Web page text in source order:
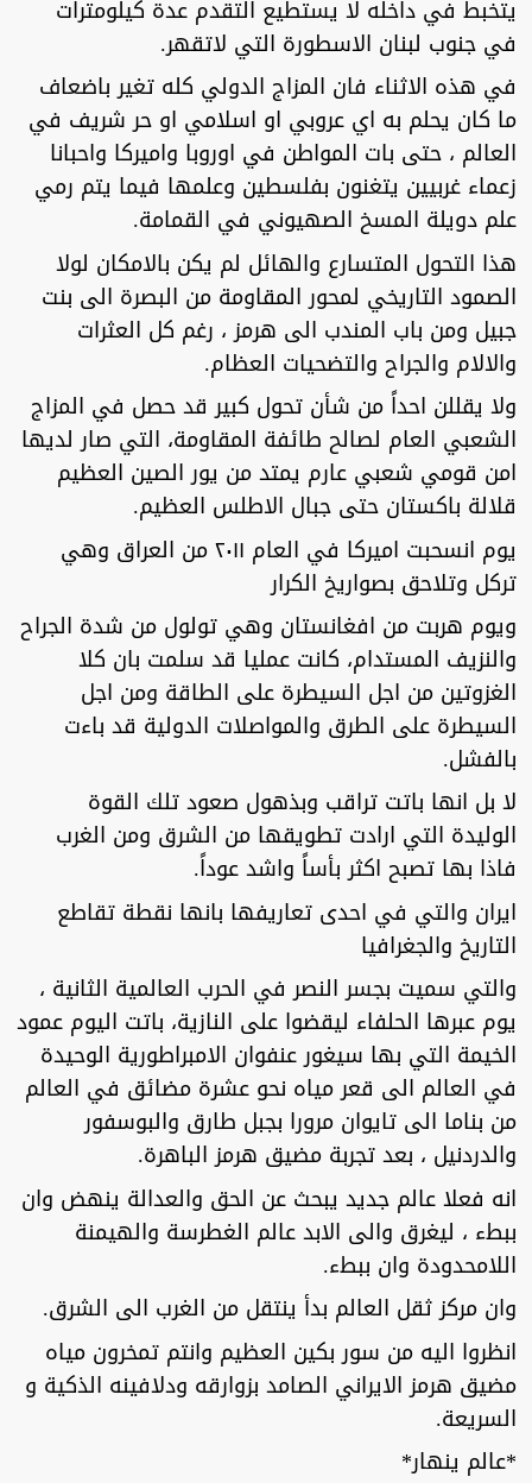
يتخبط في داخله لا يستطيع التقدم عدة كيلومترات
في جنوب لبنان الاسطورة التي لاتقهر.
في هذه الاثناء فان المزاج الدولي كله تغير باضعاف
ما كان يحلم به اي عروبي او اسلامي او حر شريف في
العالم ، حتى بات المواطن في اوروبا واميركا واحبانا
زعماء غربيين يتغنون بفلسطين وعلمها فيما يتم رمي
علم دويلة المسخ الصهيوني في القمامة.
هذا التحول المتسارع والهائل لم يكن بالامكان لولا
الصمود التاريخي لمحور المقاومة من البصرة الى بنت
جبيل ومن باب المندب الى هرمز ، رغم كل العثرات
والالام والجراح والتضحيات العظام.
ولا يقللن احداً من شأن تحول كبير قد حصل في المزاج
الشعبي العام لصالح طائفة المقاومة، التي صار لديها
امن قومي شعبي عارم يمتد من يور الصين العظيم
قلالة باكستان حتى جبال الاطلس العظيم.
يوم انسحبت اميركا في العام ٢٠١١ من العراق وهي
تركل وتلاحق بصواريخ الكرار
ويوم هربت من افغانستان وهي تولول من شدة الجراح
والنزيف المستدام، كانت عمليا قد سلمت بان كلا
الغزوتين من اجل السيطرة على الطاقة ومن اجل
السيطرة على الطرق والمواصلات الدولية قد باءت
بالفشل.
لا بل انها باتت تراقب وبذهول صعود تلك القوة
الوليدة التي ارادت تطويقها من الشرق ومن الغرب
فاذا بها تصبح اكثر بأساً واشد عوداً.
ايران والتي في احدى تعاريفها بانها نقطة تقاطع
التاريخ والجغرافيا
والتي سميت بجسر النصر في الحرب العالمية الثانية ،
يوم عبرها الحلفاء ليقضوا على النازية، باتت اليوم عمود
الخيمة التي بها سيغور عنفوان الامبراطورية الوحيدة
في العالم الى قعر مياه نحو عشرة مضائق في العالم
من بناما الى تايوان مرورا بجبل طارق والبوسفور
والدردنيل ، بعد تجربة مضيق هرمز الباهرة.
انه فعلا عالم جديد يبحث عن الحق والعدالة ينهض وان
ببطء ، ليغرق والى الابد عالم الغطرسة والهيمنة
اللامحدودة وان ببطء.
وان مركز ثقل العالم بدأ ينتقل من الغرب الى الشرق.
انظروا اليه من سور بكين العظيم وانتم تمخرون مياه
مضيق هرمز الايراني الصامد بزوارقه ودلافينه الذكية و
السريعة.
*عالم ينهار*